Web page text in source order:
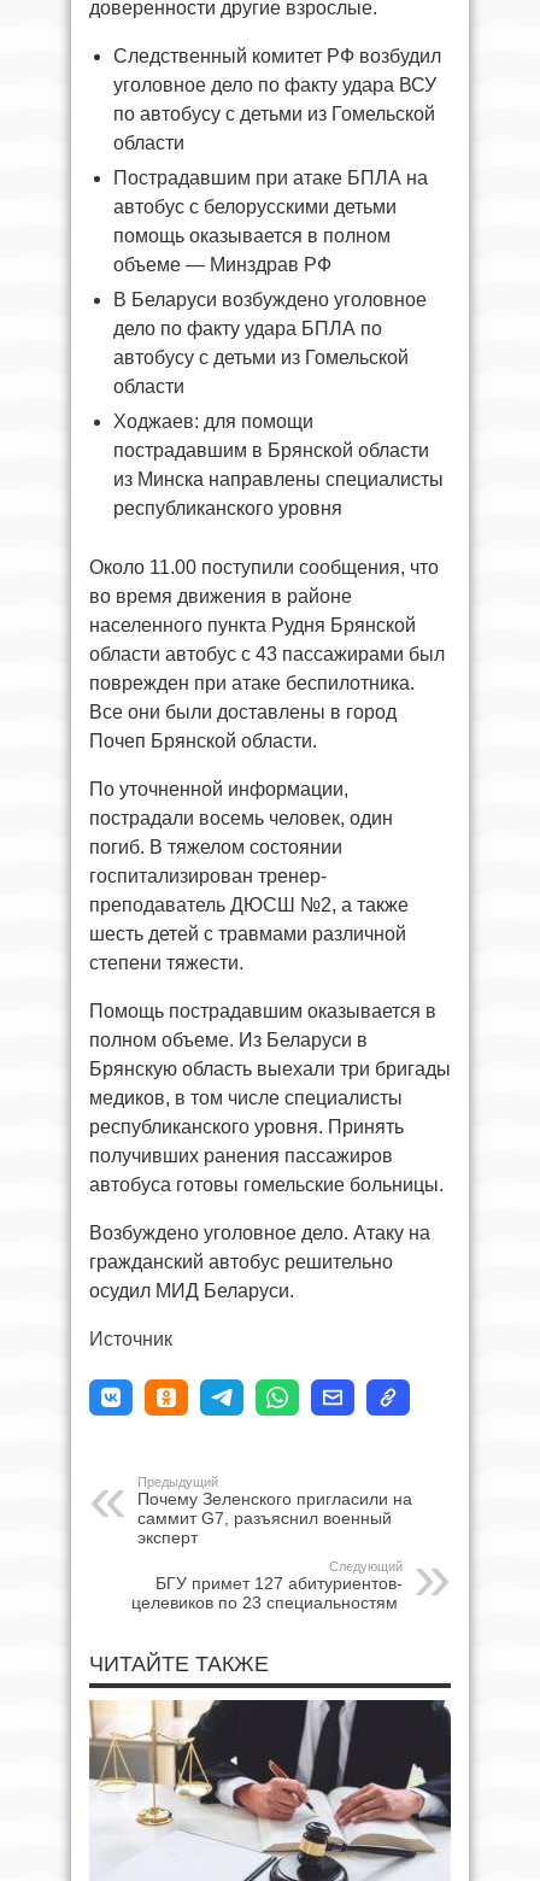
доверенности другие взрослые.
Следственный комитет РФ возбудил
уголовное дело по факту удара ВСУ
по автобусу с детьми из Гомельской
области
Пострадавшим при атаке БПЛА на
автобус с белорусскими детьми
помощь оказывается в полном
объеме — Минздрав РФ
В Беларуси возбуждено уголовное
дело по факту удара БПЛА по
автобусу с детьми из Гомельской
области
Ходжаев: для помощи
пострадавшим в Брянской области
из Минска направлены специалисты
республиканского уровня
Около 11.00 поступили сообщения, что
во время движения в районе
населенного пункта Рудня Брянской
области автобус с 43 пассажирами был
поврежден при атаке беспилотника.
Все они были доставлены в город
Почеп Брянской области.
По уточненной информации,
пострадали восемь человек, один
погиб. В тяжелом состоянии
госпитализирован тренер-
преподаватель ДЮСШ №2, а также
шесть детей с травмами различной
степени тяжести.
Помощь пострадавшим оказывается в
полном объеме. Из Беларуси в
Брянскую область выехали три бригады
медиков, в том числе специалисты
республиканского уровня. Принять
получивших ранения пассажиров
автобуса готовы гомельские больницы.
Возбуждено уголовное дело. Атаку на
гражданский автобус решительно
осудил МИД Беларуси.
Источник
Предыдущий
Почему Зеленского пригласили на
саммит G7, разъяснил военный
эксперт
Следующий
БГУ примет 127 абитуриентов-
целевиков по 23 специальностям
ЧИТАЙТЕ ТАКЖЕ